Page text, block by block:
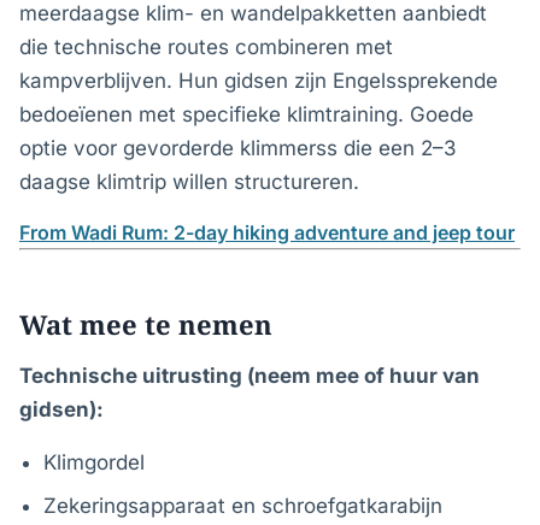
meerdaagse klim- en wandelpakketten aanbiedt
die technische routes combineren met
kampverblijven. Hun gidsen zijn Engelssprekende
bedoeïenen met specifieke klimtraining. Goede
optie voor gevorderde klimmerss die een 2–3
daagse klimtrip willen structureren.
From Wadi Rum: 2-day hiking adventure and jeep tour
Wat mee te nemen
Technische uitrusting (neem mee of huur van
gidsen):
Klimgordel
Zekeringsapparaat en schroefgatkarabijn